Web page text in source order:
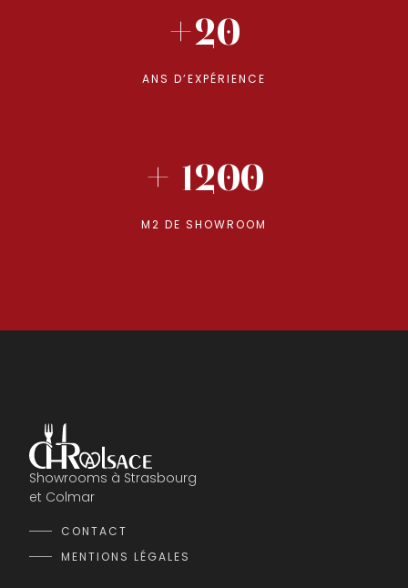
+20
ANS D’EXPÉRIENCE
+ 1200
M2 DE SHOWROOM
Showrooms à Strasbourg
et Colmar
CONTACT
MENTIONS LÉGALES